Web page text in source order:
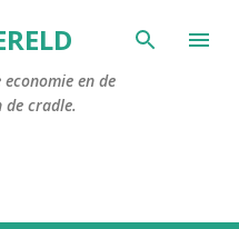
en de
de cradle.